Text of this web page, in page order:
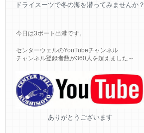
ドライスーツで冬の海を潜ってみませんか？
今日は3ボート出港です。
センターウェルのYouTubeチャンネル
チャンネル登録者数が360人を超えました～
ありがとうございます